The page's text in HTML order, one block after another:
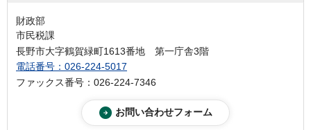
財政部
市民税課
長野市大字鶴賀緑町1613番地 第一庁舎3階
電話番号：026-224-5017
ファックス番号：026-224-7346